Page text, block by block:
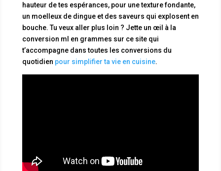
hauteur de tes espérances, pour une texture fondante,
un moelleux de dingue et des saveurs qui explosent en
bouche. Tu veux aller plus loin ? Jette un œil à la
conversion ml en grammes sur ce site qui
t’accompagne dans toutes les conversions du
quotidien pour simplifier ta vie en cuisine.